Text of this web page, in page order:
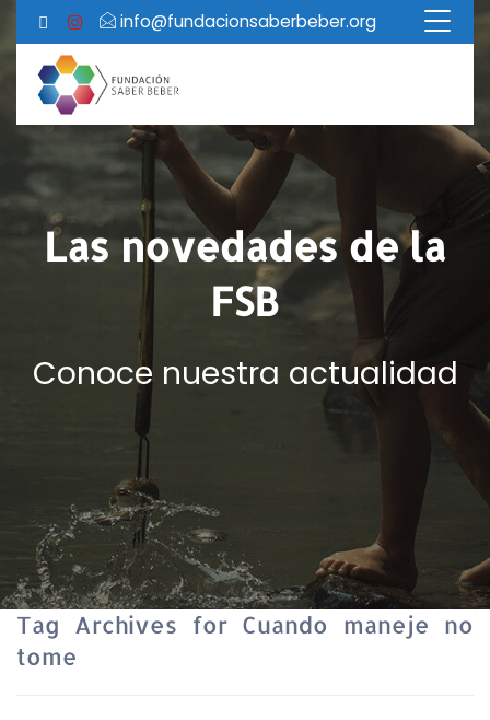
info@fundacionsaberbeber.org
Las novedades de la
FSB
Conoce nuestra actualidad
Tag Archives for Cuando maneje no
tome